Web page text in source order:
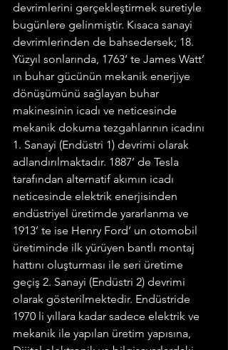
devrimlerini gerçekleştirmek suretiyle
bugünlere gelinmiştir. Kısaca sanayi
devrimlerinden de bahsedersek; 18.
Yüzyıl sonlarında, 1763’ te James Watt’
ın buhar gücünün mekanik enerjiye
dönüşümünü sağlayan buhar
makinesinin icadı ve neticesinde
mekanik dokuma tezgahlarının icadını
1. Sanayi (Endüstri 1) devrimi olarak
adlandırılmaktadır. 1887’ de Tesla
tarafından alternatif akımın icadı
neticesinde elektrik enerjisinden
endüstriyel üretimde yararlanma ve
1913’ te ise Henry Ford’ un otomobil
üretiminde ilk yürüyen bantlı montaj
hattını oluşturması ile seri üretime
geçiş 2. Sanayi (Endüstri 2) devrimi
olarak gösterilmektedir. Endüstride
1970 li yıllara kadar sadece elektrik ve
mekanik ile yapılan üretim yapısına,